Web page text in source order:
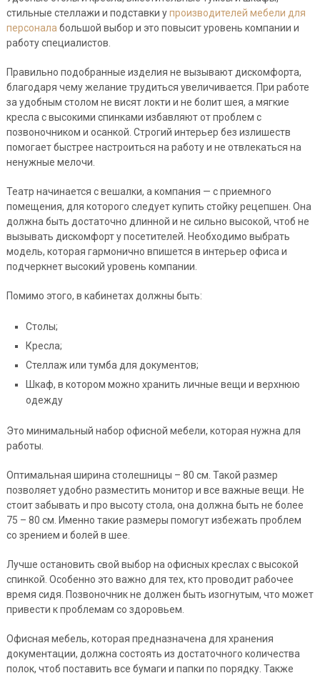
стильные стеллажи и подставки упроизводителей мебели для
персонала большой выбор и это повысит уровень компании и
работу специалистов.
Правильно подобранные изделия не вызывают дискомфорта,
благодаря чему желание трудиться увеличивается. При работе
за удобным столом не висят локти и не болит шея, а мягкие
кресла с высокими спинками избавляют от проблем с
позвоночником и осанкой. Строгий интерьер без излишеств
помогает быстрее настроиться на работу и не отвлекаться на
ненужные мелочи.
Театр начинается с вешалки, а компания — с приемного
помещения, для которого следует купить стойку рецепшен. Она
должна быть достаточно длинной и не сильно высокой, чтоб не
вызывать дискомфорт у посетителей. Необходимо выбрать
модель, которая гармонично впишется в интерьер офиса и
подчеркнет высокий уровень компании.
Помимо этого, в кабинетах должны быть:
Столы;
Кресла;
Стеллаж или тумба для документов;
Шкаф, в котором можно хранить личные вещи и верхнюю
одежду
Это минимальный набор офисной мебели, которая нужна для
работы.
Оптимальная ширина столешницы – 80 см. Такой размер
позволяет удобно разместить монитор и все важные вещи. Не
стоит забывать и про высоту стола, она должна быть не более
75 – 80 см. Именно такие размеры помогут избежать проблем
со зрением и болей в шее.
Лучше остановить свой выбор на офисных креслах с высокой
спинкой. Особенно это важно для тех, кто проводит рабочее
время сидя. Позвоночник не должен быть изогнутым, что может
привести к проблемам со здоровьем.
Офисная мебель, которая предназначена для хранения
документации, должна состоять из достаточного количества
полок, чтоб поставить все бумаги и папки по порядку. Также